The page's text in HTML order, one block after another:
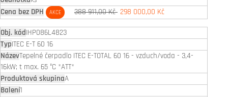
AKCE 388 911,00 Kč 298 000,00 Kč
IHP086L4823
ITEC E-T 60 16
Tepelné čerpadlo ITEC E-TOTAL 60 16 - vzduch/voda - 3,4-
16kW; t max. 65 °C *ATT*
A
1